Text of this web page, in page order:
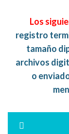
Los
registro
tamaño
archivos
o